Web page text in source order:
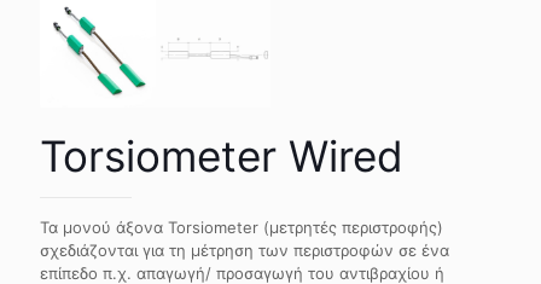
Torsiometer Wired
Τα μονού άξονα Torsiometer (μετρητές περιστροφής)
σχεδιάζονται για τη μέτρηση των περιστροφών σε ένα
επίπεδο π.χ. απαγωγή/ προσαγωγή του αντιβραχίου ή